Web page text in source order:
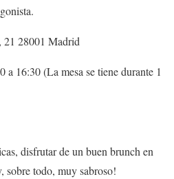
21 28001 Madrid
a 16:30 (La mesa se tiene durante 1
disfrutar de un buen brunch en
sobre todo, muy sabroso!